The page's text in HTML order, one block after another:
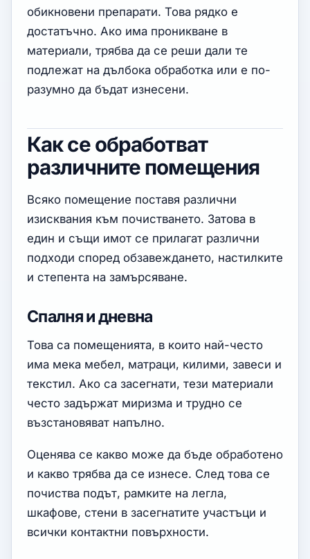
обикновени препарати. Това рядко е
достатъчно. Ако има проникване в
материали, трябва да се реши дали те
подлежат на дълбока обработка или е по-
разумно да бъдат изнесени.
Как се обработват
различните помещения
Всяко помещение поставя различни
изисквания към почистването. Затова в
един и същи имот се прилагат различни
подходи според обзавеждането, настилките
и степента на замърсяване.
Спалня и дневна
Това са помещенията, в които най-често
има мека мебел, матраци, килими, завеси и
текстил. Ако са засегнати, тези материали
често задържат миризма и трудно се
възстановяват напълно.
Оценява се какво може да бъде обработено
и какво трябва да се изнесе. След това се
почиства подът, рамките на легла,
шкафове, стени в засегнатите участъци и
всички контактни повърхности.